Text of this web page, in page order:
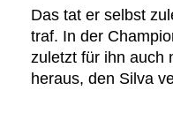
Das tat er selbst
traf. In der
zuletzt für ihn auch
heraus, den Silva